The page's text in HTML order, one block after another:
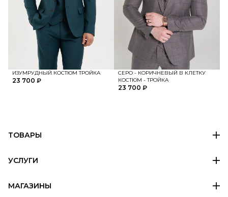
ИЗУМРУДНЫЙ КОСТЮМ ТРОЙКА
23 700 ₽
СЕРО - КОРИЧНЕВЫЙ В КЛЕТКУ
КОСТЮМ - ТРОЙКА
23 700 ₽
ТОВАРЫ
УСЛУГИ
МАГАЗИНЫ